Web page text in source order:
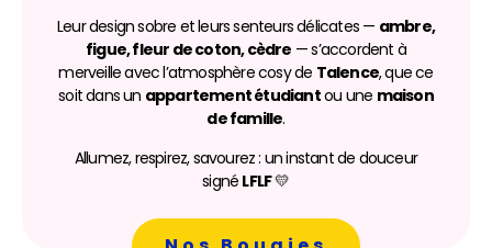
Leur design sobre et leurs senteurs délicates — ambre,
figue, fleur de coton, cèdre — s’accordent à
merveille avec l’atmosphère cosy de Talence, que ce
soit dans un appartement étudiantou une maison
de famille.
Allumez, respirez, savourez : un instant de douceur
signé LFLF💛